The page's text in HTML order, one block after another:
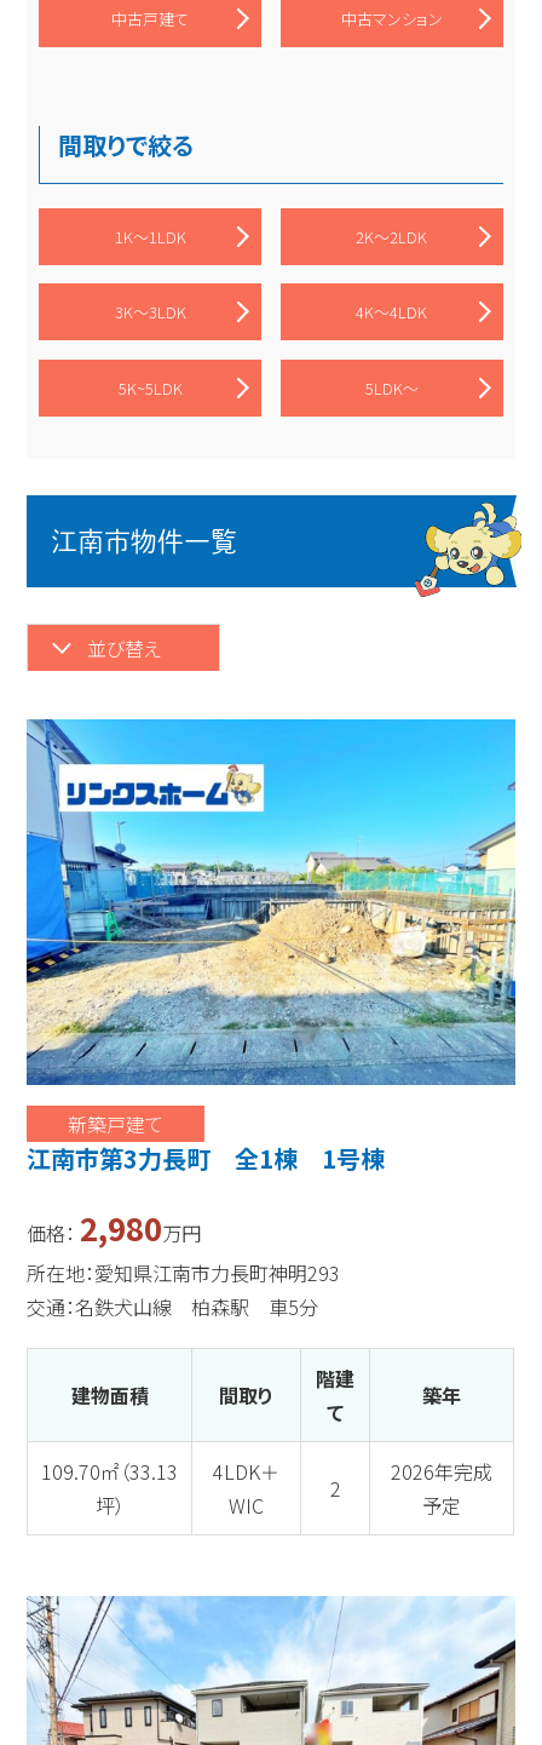
中古戸建て 中古マンション
間取りで絞る
1K～1LDK 2K～2LDK
3K～3LDK 4K～4LDK
5K~5LDK 5LDK～
江南市物件一覧
並び替え
新築戸建て
江南市第3力長町 全1棟 1号棟
価格： 2,980万円
所在地：愛知県江南市力長町神明293
交通：名鉄犬山線 柏森駅 車5分
建物面積 間取り
階建
て
築年
109.70㎡（33.13
坪）
4LDK＋
WIC
2
2026年完成
予定